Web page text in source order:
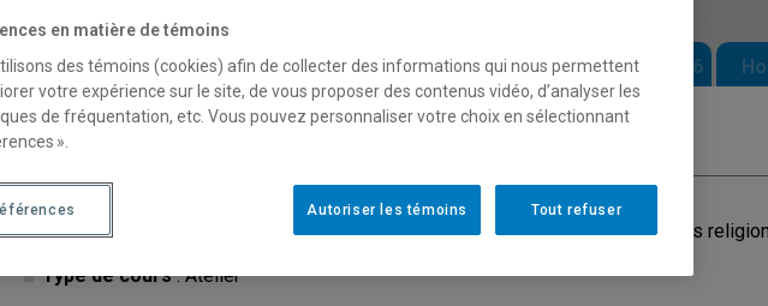
Description Horaire - Été 2026 Horaire - Automne 2026
Cycle: 1
Type de cours: Atelier
Discipline: Science des
en matière de témoins
des témoins (cookies) afin de collecter des informations qui nous permettent
votre expérience sur le site, de vous proposer des contenus vidéo, d’analyser les
de fréquentation, etc. Vous pouvez personnaliser votre choix en sélectionnant
».
Tout refuser
Autoriser les témoins